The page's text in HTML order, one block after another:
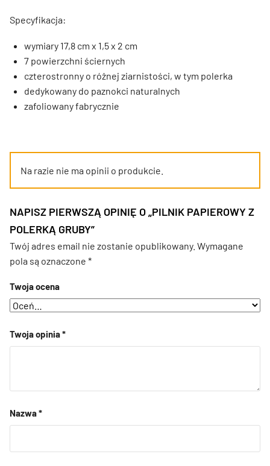
Specyfikacja:
wymiary 17,8 cm x 1,5 x 2 cm
7 powierzchni ściernych
czterostronny o różnej ziarnistości, w tym polerka
dedykowany do paznokci naturalnych
zafoliowany fabrycznie
Na razie nie ma opinii o produkcie.
NAPISZ PIERWSZĄ OPINIĘ O „PILNIK PAPIEROWY Z
POLERKĄ GRUBY”
Twój adres email nie zostanie opublikowany. Wymagane
pola są oznaczone *
Twoja ocena
Twoja opinia*
Nazwa*